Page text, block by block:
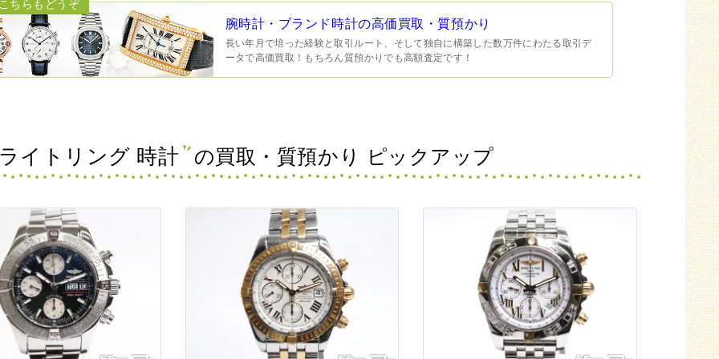
腕時計・ブランド時計の高価買取・質預かり
長い年月で培った経験と取引ルート、そして独自に構築した数万件にわたる取引デ
ータで高価買取！もちろん質預かりでも高額査定です！
イトリング 時計 の買取・質預かり ピックアップ